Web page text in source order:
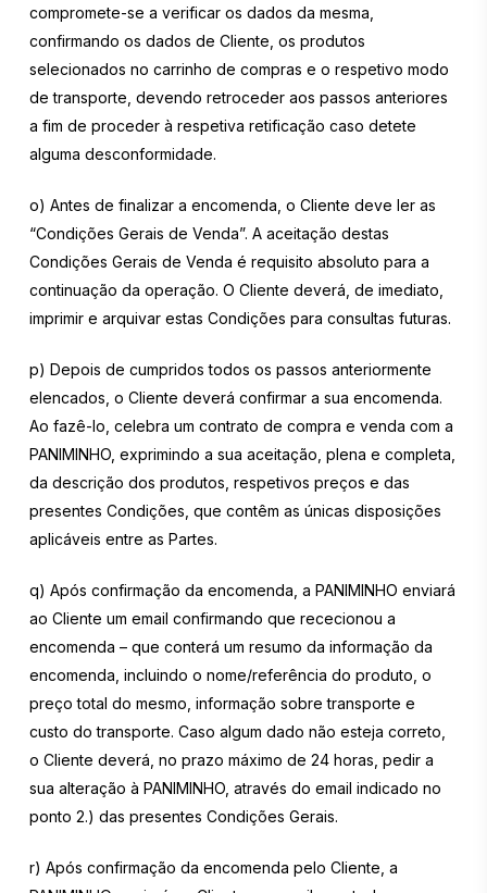
compromete-se a verificar os dados da mesma,
confirmando os dados de Cliente, os produtos
selecionados no carrinho de compras e o respetivo modo
de transporte, devendo retroceder aos passos anteriores
a fim de proceder à respetiva retificação caso detete
alguma desconformidade.
o) Antes de finalizar a encomenda, o Cliente deve ler as
“Condições Gerais de Venda”. A aceitação destas
Condições Gerais de Venda é requisito absoluto para a
continuação da operação. O Cliente deverá, de imediato,
imprimir e arquivar estas Condições para consultas futuras.
p) Depois de cumpridos todos os passos anteriormente
elencados, o Cliente deverá confirmar a sua encomenda.
Ao fazê-lo, celebra um contrato de compra e venda com a
PANIMINHO, exprimindo a sua aceitação, plena e completa,
da descrição dos produtos, respetivos preços e das
presentes Condições, que contêm as únicas disposições
aplicáveis entre as Partes.
q) Após confirmação da encomenda, a PANIMINHO enviará
ao Cliente um email confirmando que rececionou a
encomenda – que conterá um resumo da informação da
encomenda, incluindo o nome/referência do produto, o
preço total do mesmo, informação sobre transporte e
custo do transporte. Caso algum dado não esteja correto,
o Cliente deverá, no prazo máximo de 24 horas, pedir a
sua alteração à PANIMINHO, através do email indicado no
ponto 2.) das presentes Condições Gerais.
r) Após confirmação da encomenda pelo Cliente, a